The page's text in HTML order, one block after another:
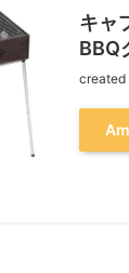
キャ
BBQ
created